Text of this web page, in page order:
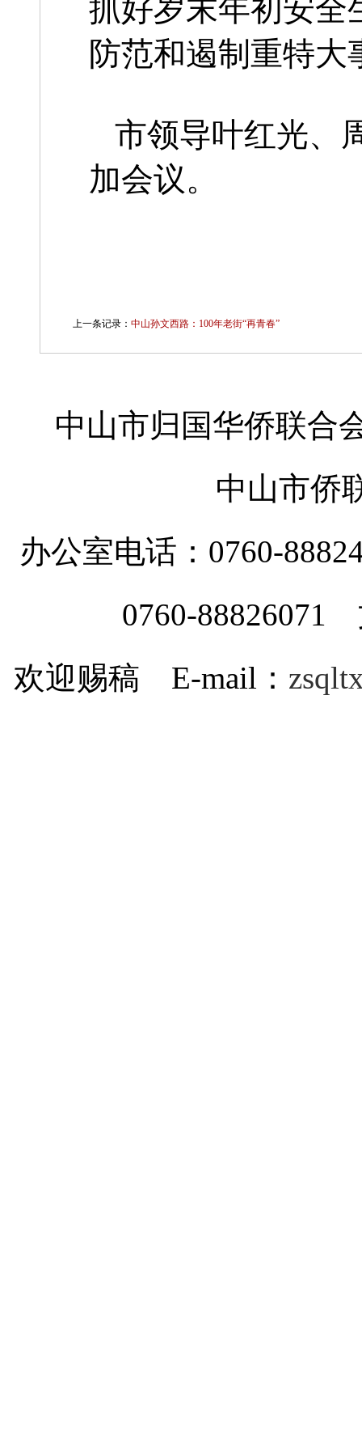
抓好岁末年初安全
防范和遏制重特大
市领导叶红光、
加会议。
上一条记录： 中山孙文西路：100年老街“再青春”
中山市归国华侨联合
中山市侨
办公室电话：0760-
0760-88826071
欢迎赐稿 E-mail：